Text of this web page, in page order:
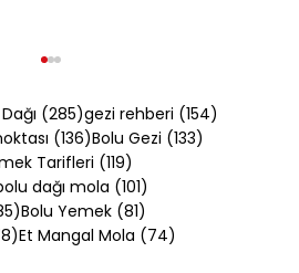
(285)285 yazı
gezi rehberi (154)
(136)136 yazı
Bolu Gezi (133)
Tarifleri (119)
yazıdağı mola (101)
85 yazı
Bolu Yemek (81)
78 yazı
Et Mangal Mola (74)